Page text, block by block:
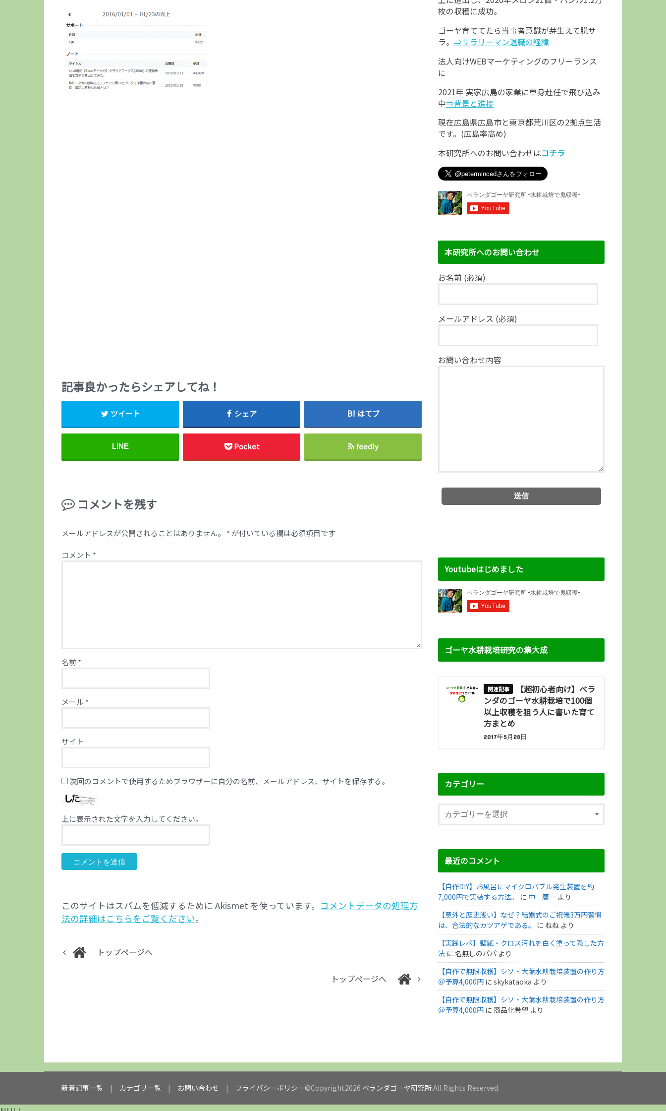
記事良かったらシェアしてね！
ツイート シェア はてブ
LINE Pocket feedly
コメントを残す
メールアドレスが公開されることはありません。 * が付いている欄は必須項目です
コメント *
名前*
メール *
サイト
次回のコメントで使用するためブラウザーに自分の名前、メールアドレス、サイトを保存する。
上に表示された文字を入力してください。
このサイトはスパムを低減するために Akismet を使っています。 コメントデータの処理方
法の詳細はこちらをご覧ください。
トップページへ
トップページへ
枚の収穫に成功。
ゴーヤ育ててたら当事者意識が芽生えて脱サ
ラ。 ⇒サラリーマン退職の経緯
法人向けWEBマーケティングのフリーランス
に
2021年 実家広島の家業に単身赴任で飛び込み
中⇒背景と進捗
現在広島県広島市と東京都荒川区の2拠点生活
です。(広島率高め)
本研究所へのお問い合わせはコチラ
本研究所へのお問い合わせ
お名前 (必須)
メールアドレス (必須)
お問い合わせ内容
Youtubeはじめました
ゴーヤ水耕栽培研究の集大成
【超初心者向け】ベラ
ンダのゴーヤ水耕栽培で100個
以上収穫を狙う人に書いた育て
方まとめ
2017年5月28日
カテゴリー
最近のコメント
【自作DIY】お風呂にマイクロバブル発生装置を約
7,000円で実装する方法。
に 中 庸一 より
【意外と歴史浅い】なぜ？結婚式のご祝儀3万円習慣
は、合法的なカツアゲである。
に ねね より
【実践レポ】壁紙・クロス汚れを白く塗って隠した方
法 に 名無しのパパ より
【自作で無限収穫】シソ・大葉水耕栽培装置の作り方
＠予算4,000円 に skykataoka より
【自作で無限収穫】シソ・大葉水耕栽培装置の作り方
＠予算4,000円 に 商品化希望 より
新着記事一覧 カテゴリ一覧 お問い合わせ プライバシーポリシー©Copyright2026 ベランダゴーヤ研究所.All Rights Reserved.